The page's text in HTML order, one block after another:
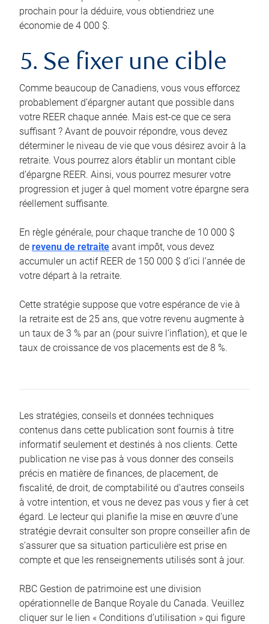
prochain pour la déduire, vous obtiendriez une
économie de 4 000 $.
5. Se fixer une cible
Comme beaucoup de Canadiens, vous vous efforcez
probablement d’épargner autant que possible dans
votre REER chaque année. Mais est-ce que ce sera
suffisant ? Avant de pouvoir répondre, vous devez
déterminer le niveau de vie que vous désirez avoir à la
retraite. Vous pourrez alors établir un montant cible
d’épargne REER. Ainsi, vous pourrez mesurer votre
progression et juger à quel moment votre épargne sera
réellement suffisante.
En règle générale, pour chaque tranche de 10 000 $
de revenu de retraite avant impôt, vous devez
accumuler un actif REER de 150 000 $ d’ici l’année de
votre départ à la retraite.
Cette stratégie suppose que votre espérance de vie à
la retraite est de 25 ans, que votre revenu augmente à
un taux de 3 % par an (pour suivre l’inflation), et que le
taux de croissance de vos placements est de 8 %.
Les stratégies, conseils et données techniques
contenus dans cette publication sont fournis à titre
informatif seulement et destinés à nos clients. Cette
publication ne vise pas à vous donner des conseils
précis en matière de finances, de placement, de
fiscalité, de droit, de comptabilité ou d’autres conseils
à votre intention, et vous ne devez pas vous y fier à cet
égard. Le lecteur qui planifie la mise en œuvre d’une
stratégie devrait consulter son propre conseiller afin de
s’assurer que sa situation particulière est prise en
compte et que les renseignements utilisés sont à jour.
RBC Gestion de patrimoine est une division
opérationnelle de Banque Royale du Canada. Veuillez
cliquer sur le lien « Conditions d’utilisation » qui figure